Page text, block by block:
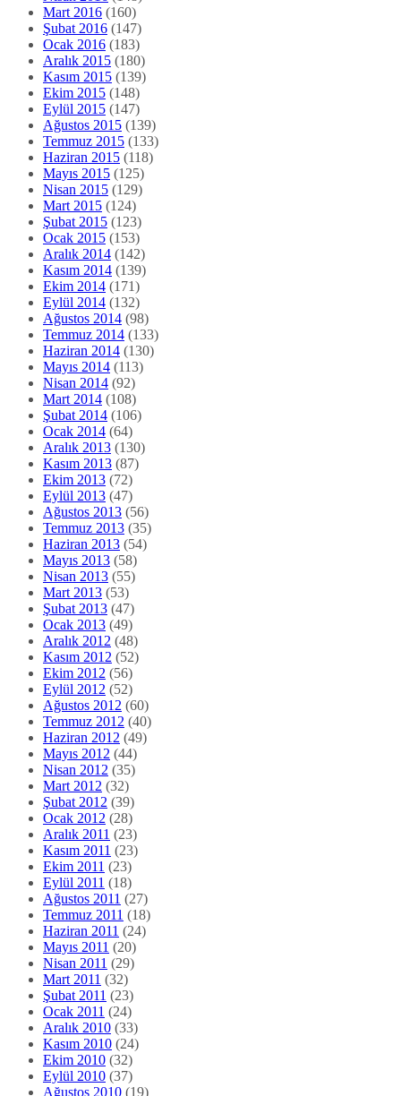
Mart 2016 (160)
Şubat 2016 (147)
Ocak 2016 (183)
Aralık 2015 (180)
Kasım 2015 (139)
Ekim 2015 (148)
Eylül 2015 (147)
Ağustos 2015 (139)
Temmuz 2015 (133)
Haziran 2015 (118)
Mayıs 2015 (125)
Nisan 2015 (129)
Mart 2015 (124)
Şubat 2015 (123)
Ocak 2015 (153)
Aralık 2014 (142)
Kasım 2014 (139)
Ekim 2014 (171)
Eylül 2014 (132)
Ağustos 2014 (98)
Temmuz 2014 (133)
Haziran 2014 (130)
Mayıs 2014 (113)
Nisan 2014 (92)
Mart 2014 (108)
Şubat 2014 (106)
Ocak 2014 (64)
Aralık 2013 (130)
Kasım 2013 (87)
Ekim 2013 (72)
Eylül 2013 (47)
Ağustos 2013 (56)
Temmuz 2013 (35)
Haziran 2013 (54)
Mayıs 2013 (58)
Nisan 2013 (55)
Mart 2013 (53)
Şubat 2013 (47)
Ocak 2013 (49)
Aralık 2012 (48)
Kasım 2012 (52)
Ekim 2012 (56)
Eylül 2012 (52)
Ağustos 2012 (60)
Temmuz 2012 (40)
Haziran 2012 (49)
Mayıs 2012 (44)
Nisan 2012 (35)
Mart 2012 (32)
Şubat 2012 (39)
Ocak 2012 (28)
Aralık 2011 (23)
Kasım 2011 (23)
Ekim 2011 (23)
Eylül 2011 (18)
Ağustos 2011 (27)
Temmuz 2011 (18)
Haziran 2011 (24)
Mayıs 2011 (20)
Nisan 2011 (29)
Mart 2011 (32)
Şubat 2011 (23)
Ocak 2011 (24)
Aralık 2010 (33)
Kasım 2010 (24)
Ekim 2010 (32)
Eylül 2010 (37)
Ağustos 2010 (19)